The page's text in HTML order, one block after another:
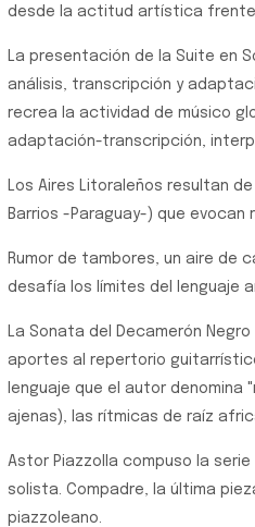
desde la actitud artística frente
La presentación de la Suite en
análisis, transcripción y
recrea la actividad de músico
adaptación-transcripción,
Los Aires Litoraleños resultan
Barrios -Paraguay-) que evocan
Rumor de tambores, un aire de
desafía los límites del lenguaje
La Sonata del Decamerón
aportes al repertorio
lenguaje que el autor
ajenas), las rítmicas de raíz
Astor Piazzolla compuso la
solista. Compadre, la última
piazzoleano.